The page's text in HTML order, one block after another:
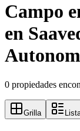
Campo
en
0 propiedades
Grilla